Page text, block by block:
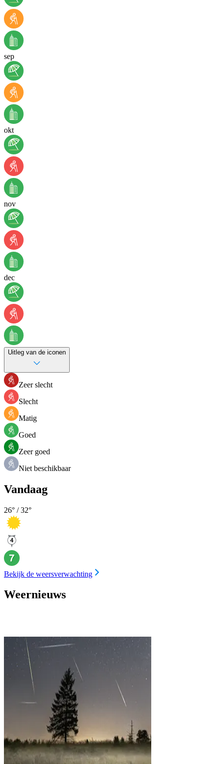
sep
okt
nov
dec
Uitleg van de iconen
Zeer slecht
Slecht
Matig
Goed
Zeer goed
Niet beschikbaar
Vandaag
26° /32°
Bekijk de weersverwachting
Weernieuws